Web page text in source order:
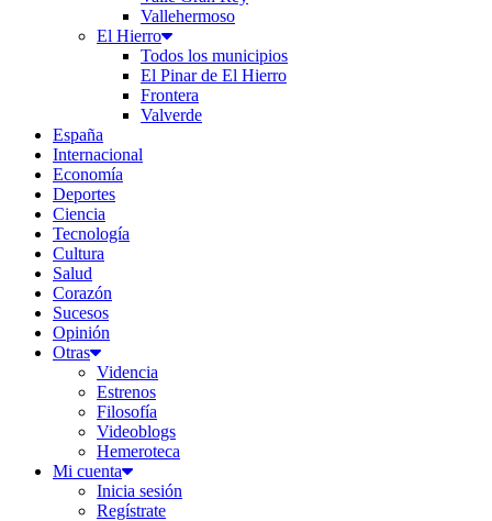
Vallehermoso
El Hierro
Todos los municipios
El Pinar de El Hierro
Frontera
Valverde
España
Internacional
Economía
Deportes
Ciencia
Tecnología
Cultura
Salud
Corazón
Sucesos
Opinión
Otras
Videncia
Estrenos
Filosofía
Videoblogs
Hemeroteca
Mi cuenta
Inicia sesión
Regístrate